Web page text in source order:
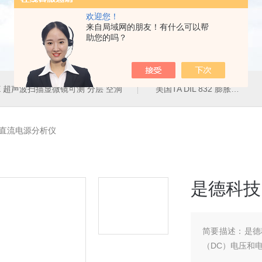
欢迎您！
来自局域网的朋友！有什么可以帮
助您的吗？
超声波扫描显微镜可测 分层 空洞 美国TA DIL 832 膨胀仪
流电源分析仪
是德科
简要描述： 是
（DC）电压和